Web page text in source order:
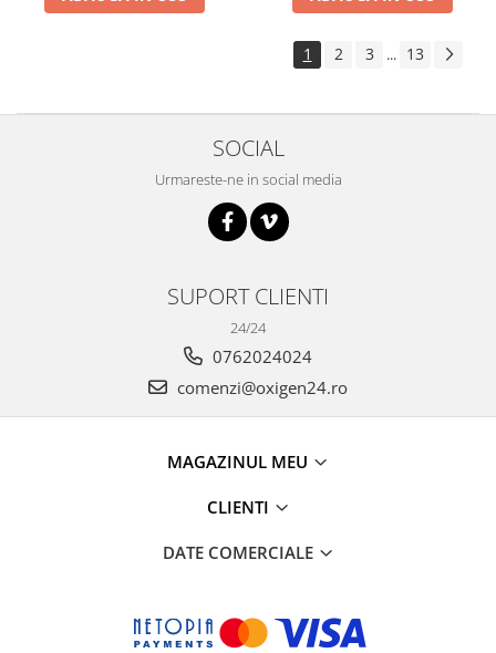
1 2 3 ... 13
SOCIAL
Urmareste-ne in social media
SUPORT CLIENTI
24/24
0762024024
comenzi@oxigen24.ro
MAGAZINUL MEU
CLIENTI
DATE COMERCIALE